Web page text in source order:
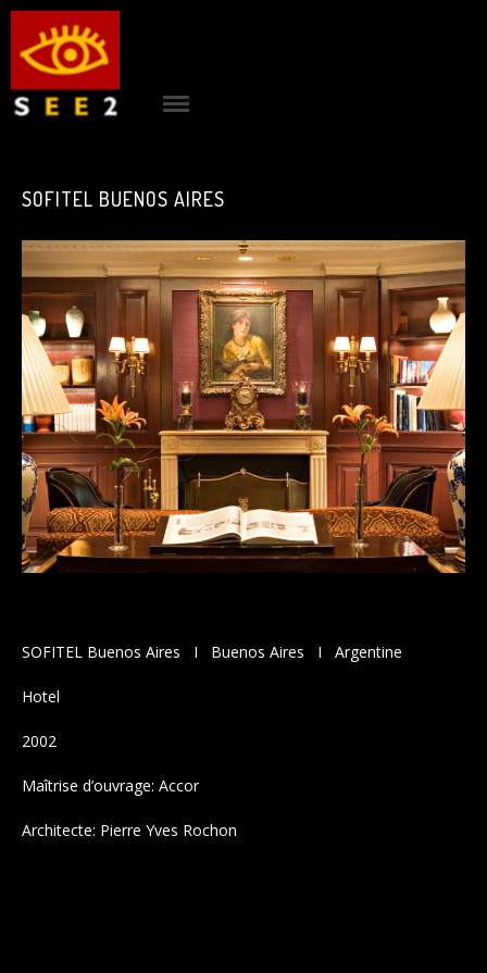
PROJETS
|
AGENCE
|
CONTACT
|
RÉFÉRENCES
|
BLOG
SOFITEL BUENOS AIRES
SOFITEL Buenos Aires I Buenos Aires I Argentine
Hotel
2002
Maîtrise d’ouvrage: Accor
Architecte: Pierre Yves Rochon